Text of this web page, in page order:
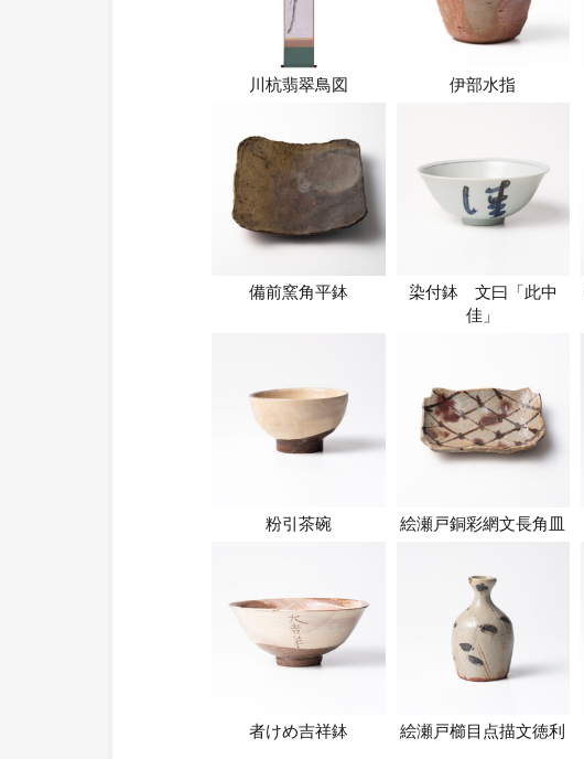
川杭翡翠鳥図 伊部水指
備前窯角平鉢
染付鉢 文曰「此中
佳」
粉引茶碗 絵瀬戸銅彩網文長角皿
者けめ吉祥鉢 絵瀬戸櫛目点描文徳利